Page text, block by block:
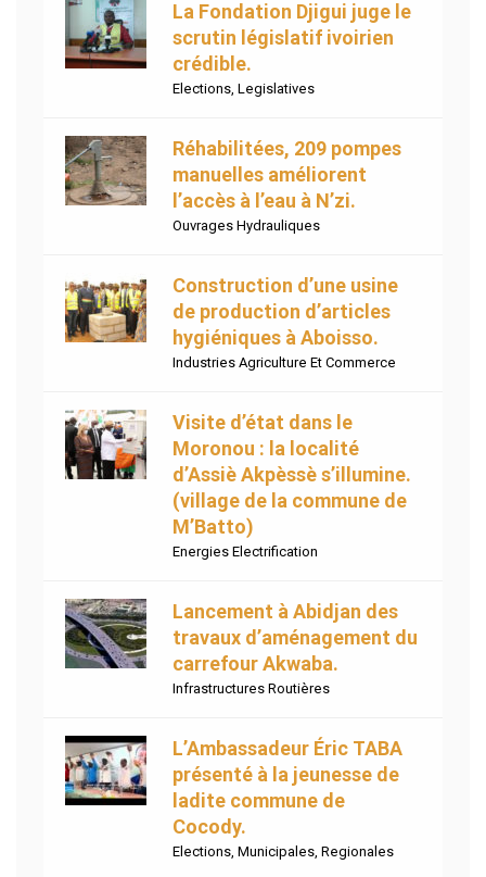
La Fondation Djigui juge le
scrutin législatif ivoirien
crédible.
Elections Legislatives
Réhabilitées, 209 pompes
manuelles améliorent
l’accès à l’eau à N’zi.
Ouvrages Hydrauliques
Construction d’une usine
de production d’articles
hygiéniques à Aboisso.
Industries Agriculture Et Commerce
Visite d’état dans le
Moronou : la localité
d’Assiè Akpèssè s’illumine.
(village de la commune de
M’Batto)
Energies Electrification
Lancement à Abidjan des
travaux d’aménagement du
carrefour Akwaba.
Infrastructures Routières
L’Ambassadeur Éric TABA
présenté à la jeunesse de
ladite commune de
Cocody.
Elections Municipales Regionales